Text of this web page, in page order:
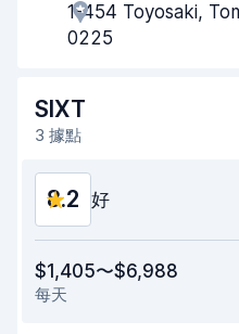
取車速度
車輛乾淨程度
車況
1-454 Toyosaki,
0225
SIXT
3 據點
8.2 好
易於尋找
$1,405〜$6,988
每天